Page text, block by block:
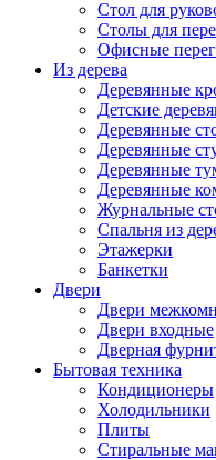
Стол для
Столы для
Офисные
Из дерева
Деревянные
Детские
Деревянные
Деревянные
Деревянные
Деревянные
Журнальные
Спальня из
Этажерки
Банкетки
Двери
Двери
Двери входные
Дверная
Бытовая техника
Кондиционеры
Холодильники
Плиты
Стиральные